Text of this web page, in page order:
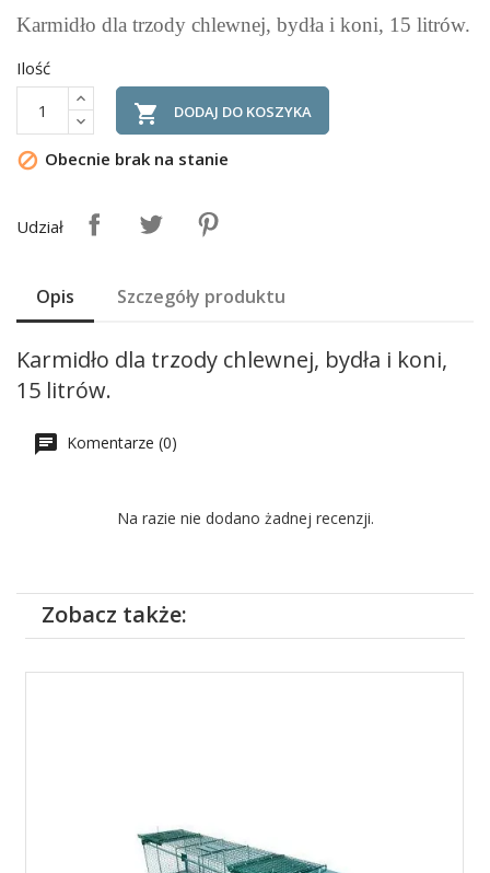
Karmidło dla trzody chlewnej, bydła i koni, 15 litrów.
Ilość
 DODAJ DO KOSZYKA
 Obecnie brak na stanie
Udział
Opis Szczegóły produktu
Karmidło dla trzody chlewnej, bydła i koni,
15 litrów.
Komentarze (0)
Na razie nie dodano żadnej recenzji.
Zobacz także: